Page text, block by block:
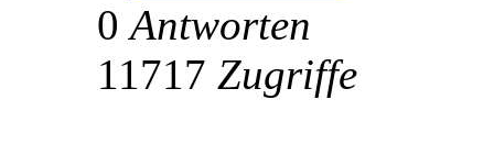
0Antworten
11717 Zugriffe